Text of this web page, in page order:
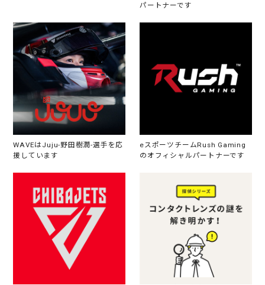
パートナーです
WAVEはJuju-野田樹潤-選手を応
援しています
eスポーツチームRush Gaming
のオフィシャルパートナーです